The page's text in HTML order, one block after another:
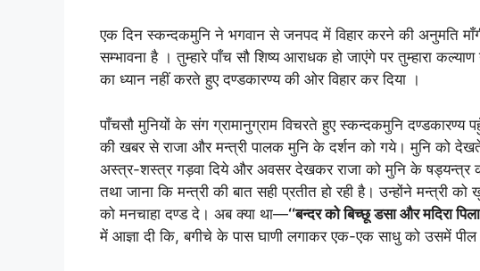
एक दिन स्कन्दकमुनि ने भगवान से जनपद में विहार करने की अनुमति
सम्भावना है । तुम्हारे पाँच सौ शिष्य आराधक हो जाएंगे पर तुम्हारा
का ध्यान नहीं करते हुए दण्डकारण्य की ओर विहार कर दिया ।
पाँचसौ मुनियों के संग ग्रामानुग्राम विचरते हुए स्कन्दकमुनि दण्डकारण्य
की खबर से राजा और मन्त्री पालक मुनि के दर्शन को गये। मुनि को
अस्त्र-शस्त्र गड़वा दिये और अवसर देखकर राजा को मुनि के षड्यन्त्र
तथा जाना कि मन्त्री की बात सही प्रतीत हो रही है। उन्होंने मन्त्री
को मनचाहा दण्ड दे। अब क्या था—‘‘बन्दर को बिच्छू डसा और मदिरा
में आज्ञा दी कि, बगीचे के पास घाणी लगाकर एक-एक साधु को उसमें पील